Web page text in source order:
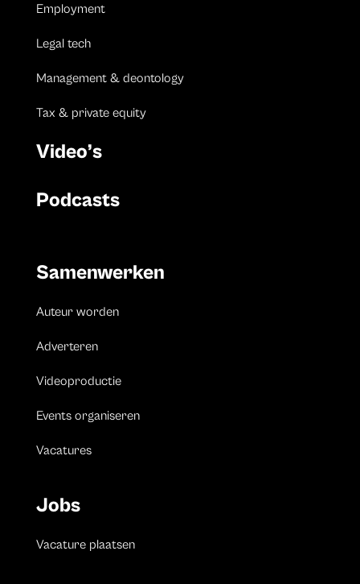
Employment
Legal tech
Management & deontology
Tax & private equity
Video’s
Podcasts
Samenwerken
Auteur worden
Adverteren
Videoproductie
Events organiseren
Vacatures
Jobs
Vacature plaatsen